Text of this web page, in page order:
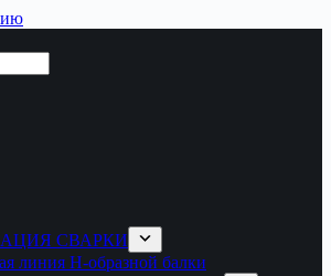
СВАРКИ
линия H-образной балки